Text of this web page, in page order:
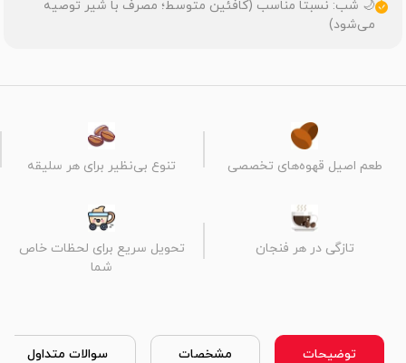
🌙 شب: نسبتاً مناسب (کافئین متوسط؛ مصرف با شیر توصیه
می‌شود)
طعم اصیل قهوه‌های تخصصی تنوع بی‌نظیر برای هر سلیقه
تازگی در هر فنجان
تحویل سریع برای لحظات خاص
شما
توضیحات مشخصات سوالات متداول